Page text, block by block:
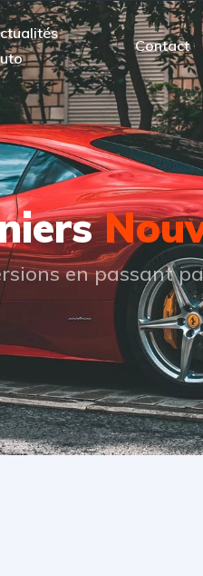
Contact
en passant